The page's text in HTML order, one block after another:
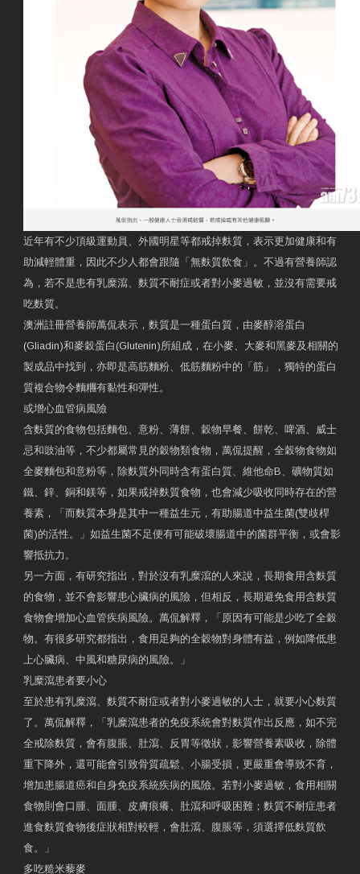
近年有不少頂級運動員、外國明星等都戒掉麩質，表示更加健康和有
助減輕體重，因此不少人都會跟隨「無麩質飲食」。不過有營養師認
為，若不是患有乳糜瀉、麩質不耐症或者對小麥過敏，並沒有需要戒
吃麩質。
澳洲註冊營養師萬侃表示，麩質是一種蛋白質，由麥醇溶蛋白
(Gliadin)和麥穀蛋白(Glutenin)所組成，在小麥、大麥和黑麥及相關的
製成品中找到，亦即是高筋麵粉、低筋麵粉中的「筋」，獨特的蛋白
質複合物令麵糰有黏性和彈性。
或增心血管病風險
含麩質的食物包括麵包、意粉、薄餅、穀物早餐、餅乾、啤酒、威士
忌和豉油等，不少都屬常見的穀物類食物，萬侃提醒，全穀物食物如
全麥麵包和意粉等，除麩質外同時含有蛋白質、維他命B、礦物質如
鐵、鋅、銅和鎂等，如果戒掉麩質食物，也會減少吸收同時存在的營
養素，「而麩質本身是其中一種益生元，有助腸道中益生菌(雙歧桿
菌)的活性。」如益生菌不足便有可能破壞腸道中的菌群平衡，或會影
響抵抗力。
另一方面，有研究指出，對於沒有乳糜瀉的人來說，長期食用含麩質
的食物，並不會影響患心臟病的風險，但相反，長期避免食用含麩質
食物會增加心血管疾病風險。萬侃解釋，「原因有可能是少吃了全穀
物。有很多研究都指出，食用足夠的全穀物對身體有益，例如降低患
上心臟病、中風和糖尿病的風險。」
乳糜瀉患者要小心
至於患有乳糜瀉、麩質不耐症或者對小麥過敏的人士，就要小心麩質
了。萬侃解釋，「乳糜瀉患者的免疫系統會對麩質作出反應，如不完
全戒除麩質，會有腹脹、肚瀉、反胃等徵狀，影響營養素吸收，除體
重下降外，還可能會引致骨質疏鬆、小腸受損，更嚴重會導致不育，
增加患腸道癌和自身免疫系統疾病的風險。若對小麥過敏，食用相關
食物則會口腫、面腫、皮膚痕癢、肚瀉和呼吸困難；麩質不耐症患者
進食麩質食物後症狀相對較輕，會肚瀉、腹脹等，須選擇低麩質飲
食。」
多吃糙米藜麥